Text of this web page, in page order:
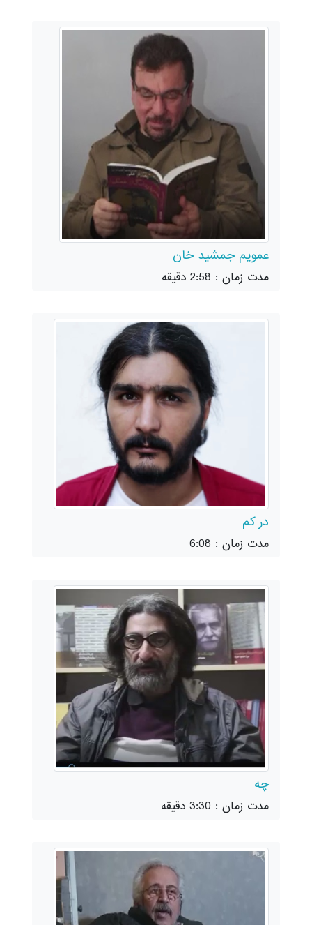
عمویم جمشید خان
مدت زمان : 2:58 دقیقه
در کم
مدت زمان : 6:08
چه
مدت زمان : 3:30 دقیقه